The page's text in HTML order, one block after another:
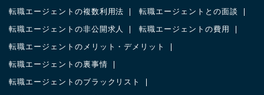
転職エージェントの複数利用法 転職エージェントとの面談
転職エージェントの非公開求人 転職エージェントの費用
転職エージェントのメリット・デメリット
転職エージェントの裏事情
転職エージェントのブラックリスト